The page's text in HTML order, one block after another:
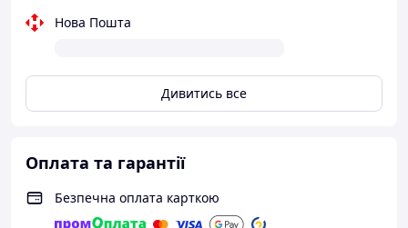
й безпечне заряджання.
матеріалу, стійкого до подряпин і щоденного
зносу. Зручний LED-дисплей показує точний
рівень заряду, щоб ви завжди знали, коли
Нова Пошта
Дивитись все
Оплата та гарантії
Безпечна оплата карткою